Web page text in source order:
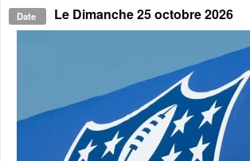
Date Le Dimanche 25 octobre 2026